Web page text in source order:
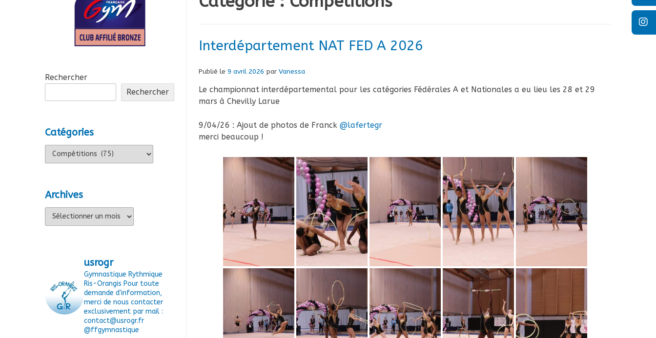
Interdépartement NAT FED A 2026
Publié le 9 avril 2026 par Vanessa
Le championnat interdépartemental pour les catégories Fédérales A et Nationales a eu lieu les 28 et 29
mars à Chevilly Larue
9/04/26 : Ajout de photos de Franck @lafertegr
merci beaucoup !
Rechercher
Rechercher
Catégories
Catégories
Archives
Archives
usrogr
Gymnastique Rythmique
Ris-Orangis Pour toute
demande d'information,
merci de nous contacter
exclusivement par mail :
contact@usrogr.fr
@ffgymnastique